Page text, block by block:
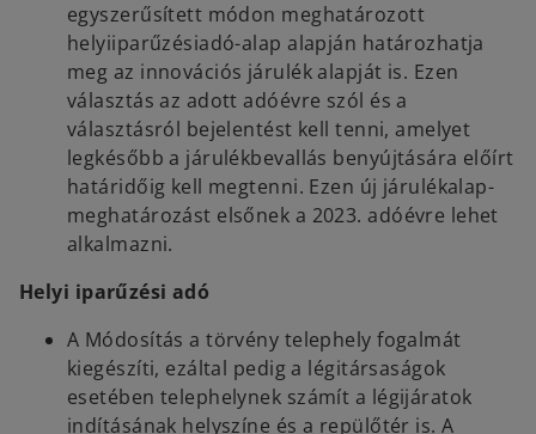
egyszerűsített módon meghatározott
helyiiparűzésiadó-alap alapján határozhatja
meg az innovációs járulék alapját is. Ezen
választás az adott adóévre szól és a
választásról bejelentést kell tenni, amelyet
legkésőbb a járulékbevallás benyújtására előírt
határidőig kell megtenni. Ezen új járulékalap-
meghatározást elsőnek a 2023. adóévre lehet
alkalmazni.
Helyi iparűzési adó
A Módosítás a törvény telephely fogalmát
kiegészíti, ezáltal pedig a légitársaságok
esetében telephelynek számít a légijáratok
indításának helyszíne és a repülőtér is. A